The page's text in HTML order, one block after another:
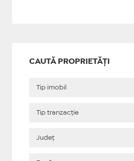
CAUTĂ PROPRIETĂȚI